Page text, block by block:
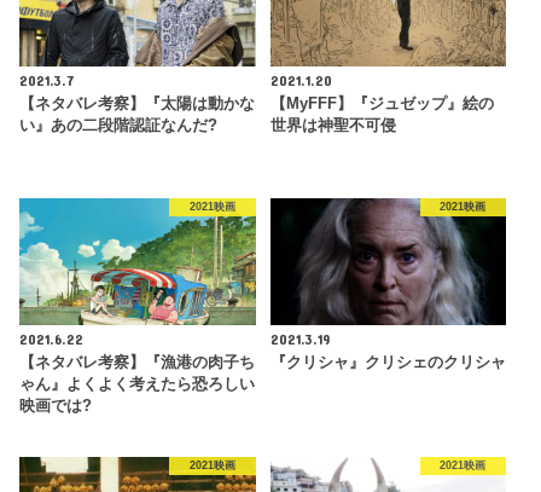
2021.3.7
【ネタバレ考察】『太陽は動かな
い』あの二段階認証なんだ?
2021.1.20
【MyFFF】『ジュゼップ』絵の
世界は神聖不可侵
2021映画
2021.6.22
【ネタバレ考察】『漁港の肉子ち
ゃん』よくよく考えたら恐ろしい
映画では?
2021映画
2021.3.19
『クリシャ』クリシェのクリシャ
2021映画 2021映画